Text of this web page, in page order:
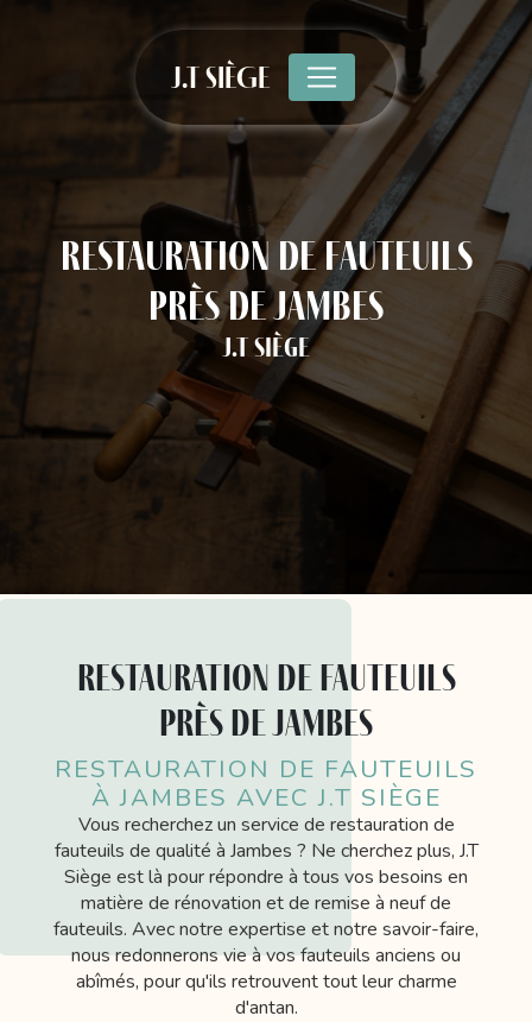
J.T SIÈGE
restauration de fauteuils
près de Jambes
J.T Siège
restauration de fauteuils
près de Jambes
RESTAURATION DE FAUTEUILS
À JAMBES AVEC J.T SIÈGE
Vous recherchez un service de restauration de
fauteuils de qualité à Jambes ? Ne cherchez plus, J.T
Siège est là pour répondre à tous vos besoins en
matière de rénovation et de remise à neuf de
fauteuils. Avec notre expertise et notre savoir-faire,
nous redonnerons vie à vos fauteuils anciens ou
abîmés, pour qu'ils retrouvent tout leur charme
d'antan.